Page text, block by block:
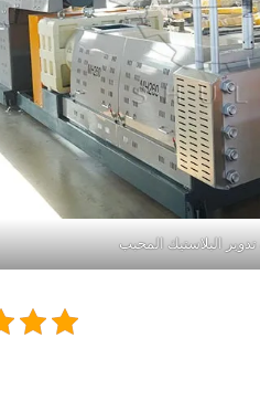
تدوير البلاستيك المحبب